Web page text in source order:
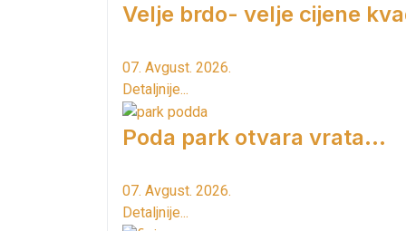
Velje brdo- velje cijene
07. Avgust. 2026.
Detaljnije...
Poda park otvara vrata...
07. Avgust. 2026.
Detaljnije...